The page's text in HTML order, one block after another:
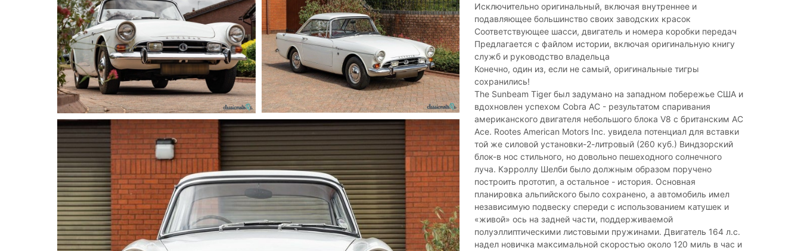
Исключительно оригинальный, включая внутреннее и
подавляющее большинство своих заводских красок
Соответствующее шасси, двигатель и номера коробки передач
Предлагается с файлом истории, включая оригинальную книгу
служб и руководство владельца
Конечно, один из, если не самый, оригинальные тигры
сохранились!
The Sunbeam Tiger был задумано на западном побережье США и
вдохновлен успехом Cobra AC - результатом спаривания
американского двигателя небольшого блока V8 с британским AC
Ace. Rootes American Motors Inc. увидела потенциал для вставки
той же силовой установки-2-литровый (260 куб.) Виндзорский
блок-в нос стильного, но довольно пешеходного солнечного
луча. Кэрроллу Шелби было должным образом поручено
построить прототип, а остальное - история. Основная
планировка альпийского было сохранено, а автомобиль имел
независимую подвеску спереди с использованием катушек и
«живой» ось на задней части, поддерживаемой
полуэллиптическими листовыми пружинами. Двигатель 164 л.с.
надел новичка максимальной скоростью около 120 миль в час и